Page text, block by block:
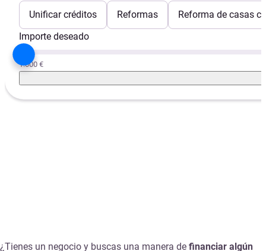
Unificar créditos
Reformas
Reforma de casas
Importe deseado
1.000 €
¿Tienes un negocio y buscas una manera de financiar algún